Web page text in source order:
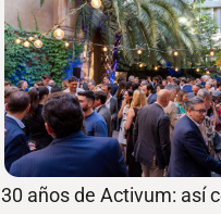
30 años de Activum: así